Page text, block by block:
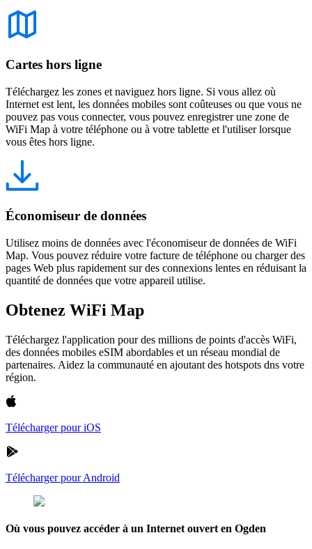
Cartes hors ligne
Téléchargez les zones et naviguez hors ligne. Si vous allez où
Internet est lent, les données mobiles sont coûteuses ou que vous ne
pouvez pas vous connecter, vous pouvez enregistrer une zone de
WiFi Map à votre téléphone ou à votre tablette et l'utiliser lorsque
vous êtes hors ligne.
Économiseur de données
Utilisez moins de données avec l'économiseur de données de WiFi
Map. Vous pouvez réduire votre facture de téléphone ou charger des
pages Web plus rapidement sur des connexions lentes en réduisant la
quantité de données que votre appareil utilise.
Obtenez WiFi Map
Téléchargez l'application pour des millions de points d'accès WiFi,
des données mobiles eSIM abordables et un réseau mondial de
partenaires. Aidez la communauté en ajoutant des hotspots dns votre
région.
Télécharger pour iOS
Télécharger pour Android
Où vous pouvez accéder à un Internet ouvert en Ogden